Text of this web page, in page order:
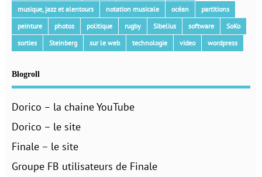
musique, jazz et alentours
notation musicale océan
partitions
peinture
photos politique rugby Sibelius software
SoKo
sorties
Steinberg sur le web technologie video wordpress
Blogroll
Dorico – la chaine YouTube
Dorico – le site
Finale – le site
Groupe FB utilisateurs de Finale